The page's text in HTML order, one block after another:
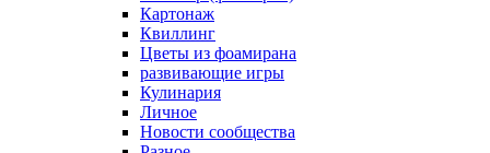
Картонаж
Квиллинг
Цветы из фоамирана
развивающие игры
Кулинария
Личное
Новости сообщества